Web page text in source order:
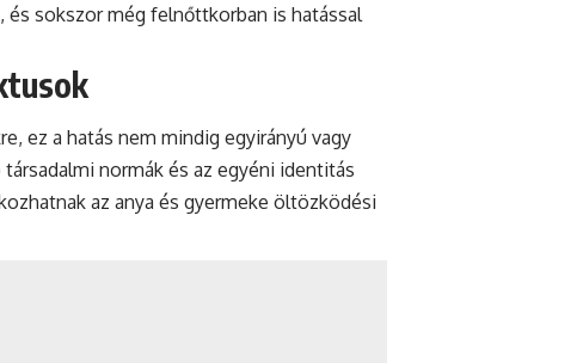
sokszor még felnőttkorban is hatással
ez a hatás nem mindig egyirányú vagy
normák és az egyéni identitás
az anya és gyermeke öltözködési